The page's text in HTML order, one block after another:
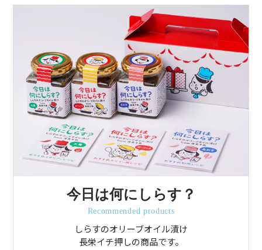
今日は何にしらす？
Recommended products
しらすのオリーブオイル漬け
長栄イチ押しの商品です。